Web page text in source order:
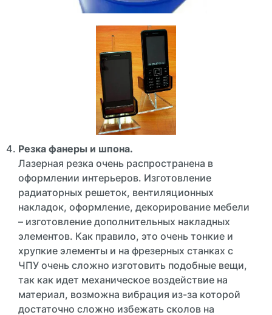
Резка фанеры и шпона.
Лазерная резка очень распространена в
оформлении интерьеров. Изготовление
радиаторных решеток, вентиляционных
накладок, оформление, декорирование мебели
– изготовление дополнительных накладных
элементов. Как правило, это очень тонкие и
хрупкие элементы и на фрезерных станках с
ЧПУ очень сложно изготовить подобные вещи,
так как идет механическое воздействие на
материал, возможна вибрация из-за которой
достаточно сложно избежать сколов на